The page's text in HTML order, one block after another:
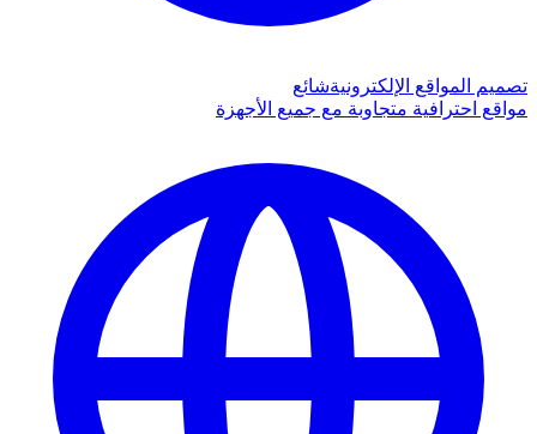
تصميم المواقع الإلكترونيةشائع
مواقع احترافية متجاوبة مع جميع الأجهزة